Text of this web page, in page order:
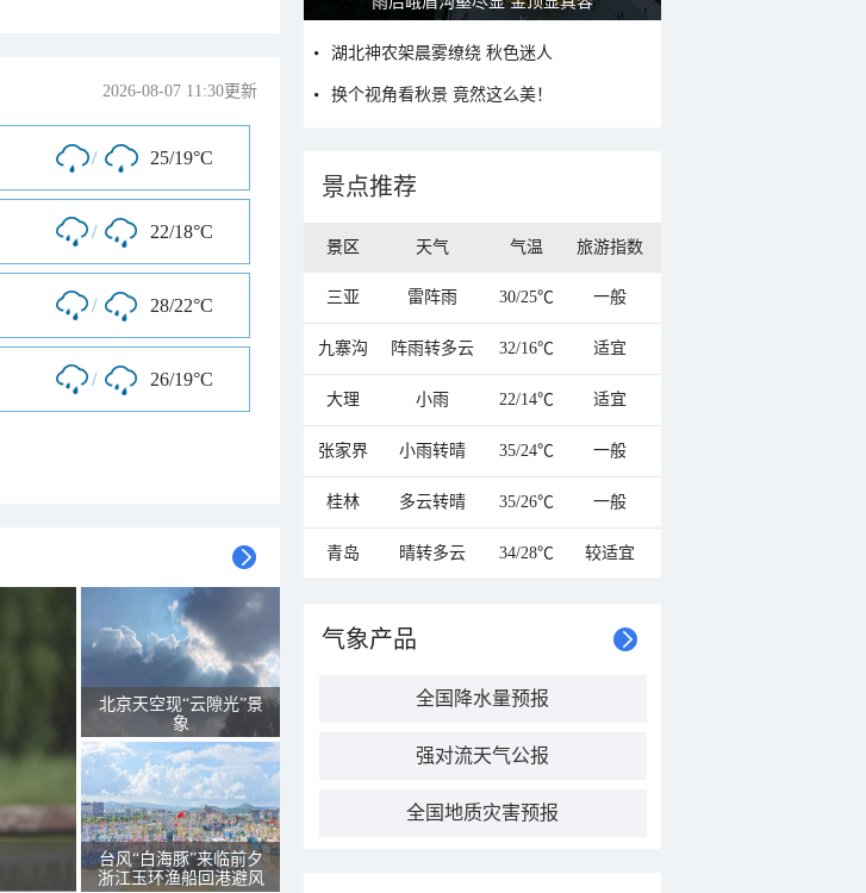
2026-08-07 11:30更新
/ 25/19°C
/ 22/18°C
/ 28/22°C
/ 26/19°C
北京天空现“云隙光”景
象
台风“白海豚”来临前夕
浙江玉环渔船回港避风
湖北神农架晨雾缭绕 秋色迷人
换个视角看秋景 竟然这么美！
景点推荐
景区 天气 气温 旅游指数
三亚 雷阵雨 30/25℃ 一般
九寨沟 阵雨转多云 32/16℃ 适宜
大理 小雨 22/14℃ 适宜
张家界 小雨转晴 35/24℃ 一般
桂林 多云转晴 35/26℃ 一般
青岛 晴转多云 34/28℃ 较适宜
气象产品
全国降水量预报
强对流天气公报
全国地质灾害预报